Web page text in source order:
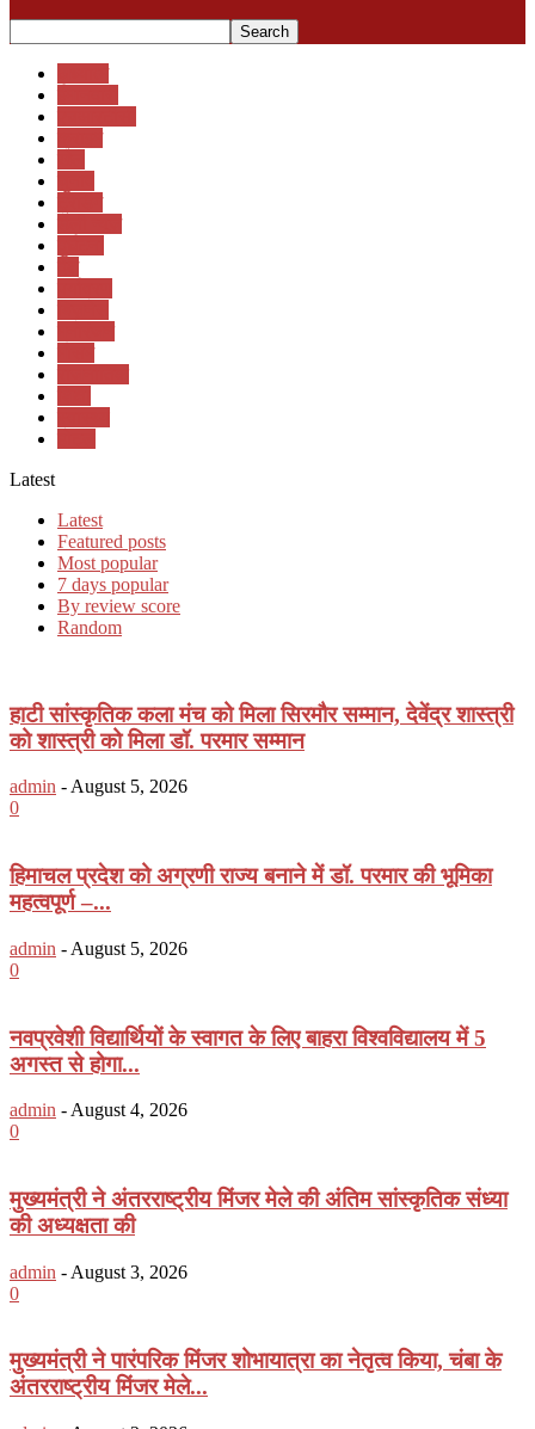
Latest
Latest
Featured posts
Most popular
7 days popular
By review score
Random
हाटी सांस्कृतिक कला मंच को मिला सिरमौर सम्मान, देवेंद्र शास्त्री
को शास्त्री को मिला डॉ. परमार सम्मान
admin -August 5, 2026
0
हिमाचल प्रदेश को अग्रणी राज्य बनाने में डॉ. परमार की भूमिका
महत्वपूर्ण –...
admin - August 5, 2026
0
नवप्रवेशी विद्यार्थियों के स्वागत के लिए बाहरा विश्वविद्यालय में 5
अगस्त से होगा...
admin - August 4, 2026
0
मुख्यमंत्री ने अंतरराष्ट्रीय मिंजर मेले की अंतिम सांस्कृतिक संध्या
की अध्यक्षता की
admin - August 3, 2026
0
मुख्यमंत्री ने पारंपरिक मिंजर शोभायात्रा का नेतृत्व किया, चंबा के
अंतरराष्ट्रीय मिंजर मेले...